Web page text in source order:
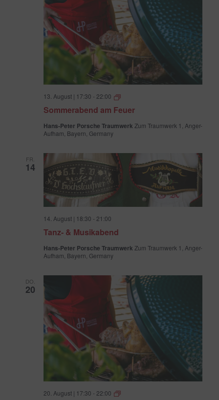
Sommerabend am Feuer
13. August | 17:30 - 22:00
Sommerabend
Feuer
Hans-Peter Porsche Traumwerk Zum Traumwerk 1, Anger-
Aufham, Bayern, Germany
FR.
14
Tanz- & Musikabend
14. August | 18:30 - 21:00
Hans-Peter Porsche Traumwerk Zum Traumwerk 1, Anger-
Aufham, Bayern, Germany
DO.
20
20. August | 17:30 - 22:00
Sommerabend